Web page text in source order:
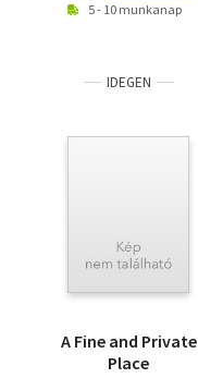
5 - 10 munkanap
IDEGEN
A Fine and Private
Place